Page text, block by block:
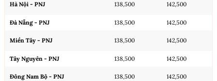
Hà Nội - PNJ 138,500 142,500
Đà Nẵng - PNJ 138,500 142,500
Miền Tây - PNJ 138,500 142,500
Tây Nguyên - PNJ 138,500 142,500
Đông Nam Bộ - PNJ 138,500 142,500